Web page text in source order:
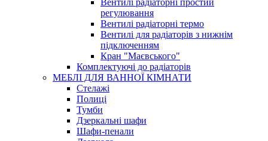
Вентилі радіаторні простий
регулювання
Вентилі радіаторні термо
Вентилі для радіаторів з нижнім
підключенням
Кран "Маєвського"
Комплектуючі до радіаторів
МЕБЛІ ДЛЯ ВАННОЇ КІМНАТИ
Стелажі
Полиці
Тумби
Дзеркальні шафи
Шафи-пенали